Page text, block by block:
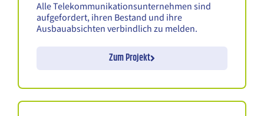
Alle Telekommunikationsunternehmen sind
aufgefordert, ihren Bestand und ihre
Ausbauabsichten verbindlich zu melden.
Zum Projekt